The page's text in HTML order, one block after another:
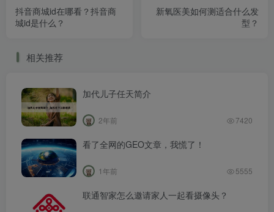
抖音商城id在哪看？抖音商
城id是什么？
新氧医美如何测适合什么发
型？
相关推荐
加代儿子任天简介
2年前 7420
看了全网的GEO文章，我慌了！
1年前 5555
联通智家怎么邀请家人一起看摄像头？